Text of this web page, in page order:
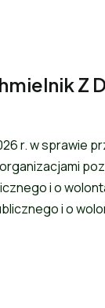
Z
r. w sprawie
i o
i o